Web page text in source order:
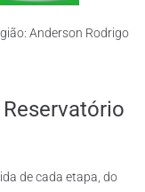
Anderson Rodrigo
de cada etapa, do